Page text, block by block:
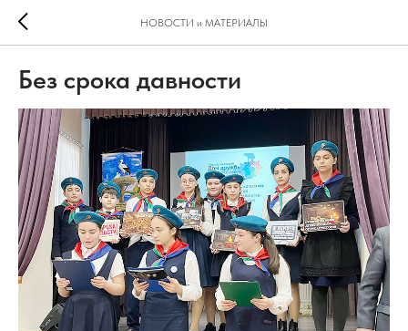
НОВОСТИ и МАТЕРИАЛЫ
Без срока давности